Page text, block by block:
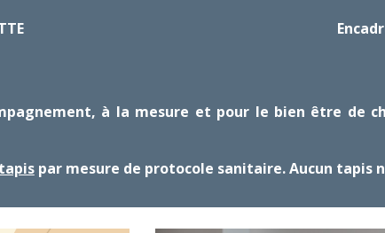
à la mesure et pour le bien être de
par mesure de protocole sanitaire. Aucun tapis